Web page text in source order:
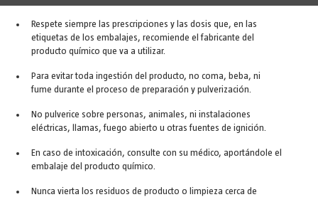
Respete siempre las prescripciones y las dosis que, en las
etiquetas de los embalajes, recomiende el fabricante del
producto químico que va a utilizar.
Para evitar toda ingestión del producto, no coma, beba, ni
fume durante el proceso de preparación y pulverización.
No pulverice sobre personas, animales, ni instalaciones
eléctricas, llamas, fuego abierto u otras fuentes de ignición.
En caso de intoxicación, consulte con su médico, aportándole el
embalaje del producto químico.
Nunca vierta los residuos de producto o limpieza cerca de